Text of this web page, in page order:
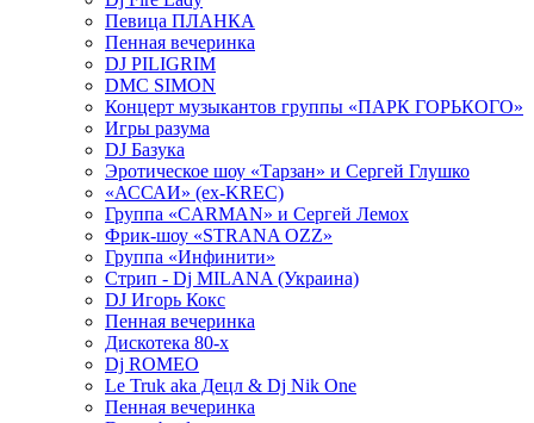
Певица ПЛАНКА
Пенная вечеринка
DJ PILIGRIM
DMC SIMON
Концерт музыкантов группы «ПАРК ГОРЬКОГО»
Игры разума
DJ Базука
Эротическое шоу «Тарзан» и Сергей Глушко
«АССАИ» (ex-KREC)
Группа «CARMAN» и Сергей Лемох
Фрик-шоу «STRANA OZZ»
Группа «Инфинити»
Стрип - Dj MILANA (Украина)
DJ Игорь Кокс
Пенная вечеринка
Дискотека 80-х
Dj ROMEO
Le Truk aka Децл & Dj Nik One
Пенная вечеринка